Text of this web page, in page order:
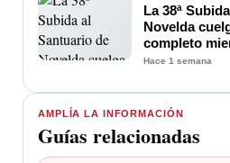
AMPLÍA LA INFORMACIÓN
Guías relacionadas
La 38ª
Novelda
completo
prolonga su
Hace 1 semana